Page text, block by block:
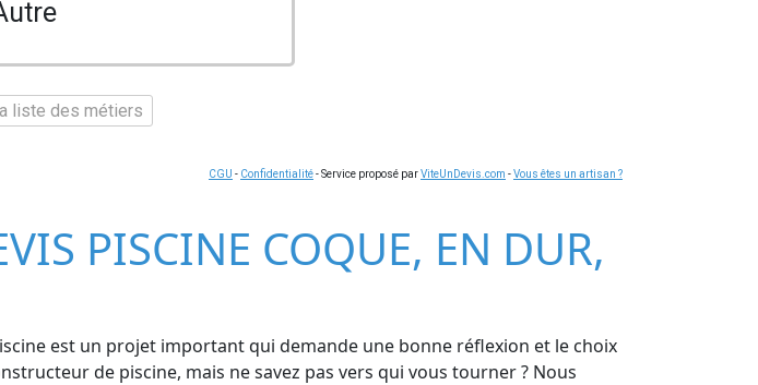
liste des métiers
CGU - Confidentialité- Service proposé parViteUnDevis.com -Vous êtes un artisan ?
PISCINE COQUE, EN DUR,
est un projet important qui demande une bonne réflexion et le choix
de piscine, mais ne savez pas vers qui vous tourner ? Nous